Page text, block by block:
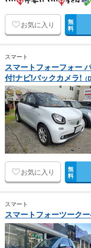
お気に入り 無
料
スマート
スマートフォーフォー
付!ナビ!バックカメラ!
お気に入り 無
料
スマート
スマートフォーツーク